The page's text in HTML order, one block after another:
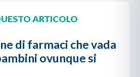
ARTICOLO
di farmaci che vada
ovunque si